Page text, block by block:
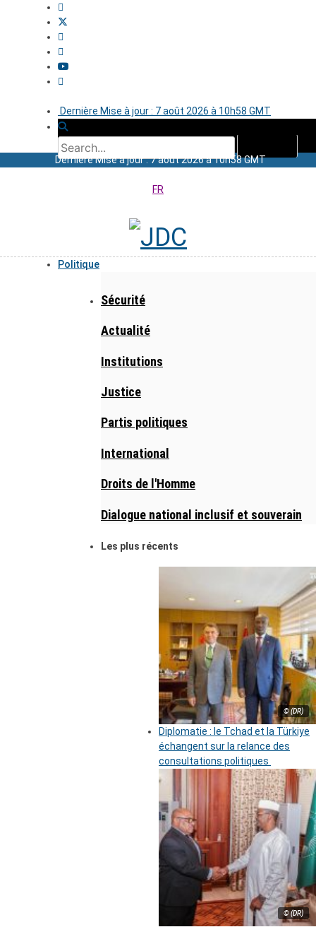
Dernière Mise à jour : 7 août 2026 à 10h58 GMT
Dernière Mise à jour : 7 août 2026 à 10h58 GMT
FR
Politique
Sécurité
Actualité
Institutions
Justice
Partis politiques
International
Droits de l'Homme
Dialogue national inclusif et souverain
Les plus récents
© (DR)
Diplomatie : le Tchad et la Türkiye
échangent sur la relance des
consultations politiques
© (DR)